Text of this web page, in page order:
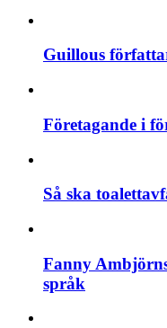
Guillous
Företagande i
Så ska
Fanny
språk